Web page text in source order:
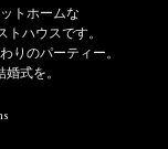
トホームな
トハウスです。
りのパーティー。
式を。